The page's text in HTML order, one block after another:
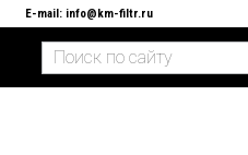
E-mail: info@km-filtr.ru